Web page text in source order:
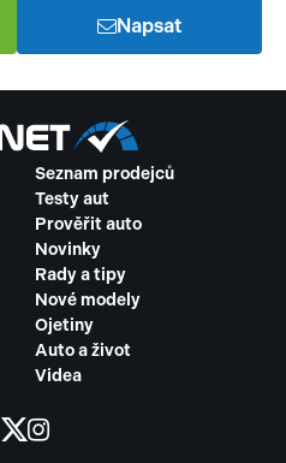
Napsat
Seznam prodejců
Testy aut
Prověřit auto
Novinky
Rady a tipy
Nové modely
Ojetiny
Auto a život
Videa